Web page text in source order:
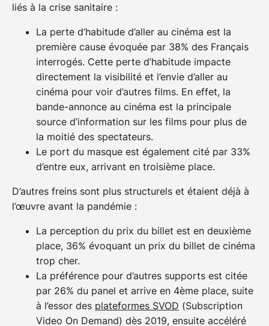
liés à la crise sanitaire :
La perte d’habitude d’aller au cinéma est la
première cause évoquée par 38% des Français
interrogés. Cette perte d’habitude impacte
directement la visibilité et l’envie d’aller au
cinéma pour voir d’autres films. En effet, la
bande-annonce au cinéma est la principale
source d’information sur les films pour plus de
la moitié des spectateurs.
Le port du masque est également cité par 33%
d’entre eux, arrivant en troisième place.
D’autres freins sont plus structurels et étaient déjà à
l’œuvre avant la pandémie :
La perception du prix du billet est en deuxième
place, 36% évoquant un prix du billet de cinéma
trop cher.
La préférence pour d’autres supports est citée
par 26% du panel et arrive en 4ème place, suite
à l’essor des plateformes SVOD (Subscription
Video On Demand) dès 2019, ensuite accéléré